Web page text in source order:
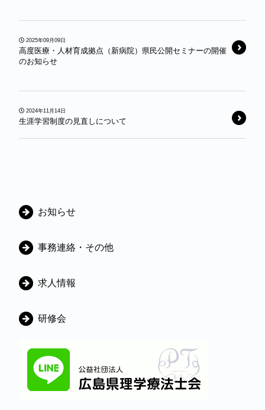
2025年09月09日
高度医療・人材育成拠点（新病院）県民公開セミナーの開催
のお知らせ
2024年11月14日
生涯学習制度の見直しについて
カ
ゴ
ー
お知らせ
事務連絡・その他
求人情報
研修会